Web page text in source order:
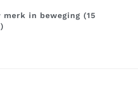
in beweging (15